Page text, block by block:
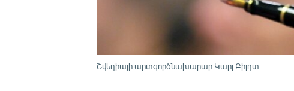
Շվեդիայի արտգործնախարար Կարլ Բիլդտ